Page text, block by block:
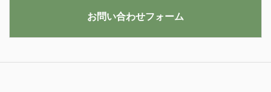
お問い合わせフォーム